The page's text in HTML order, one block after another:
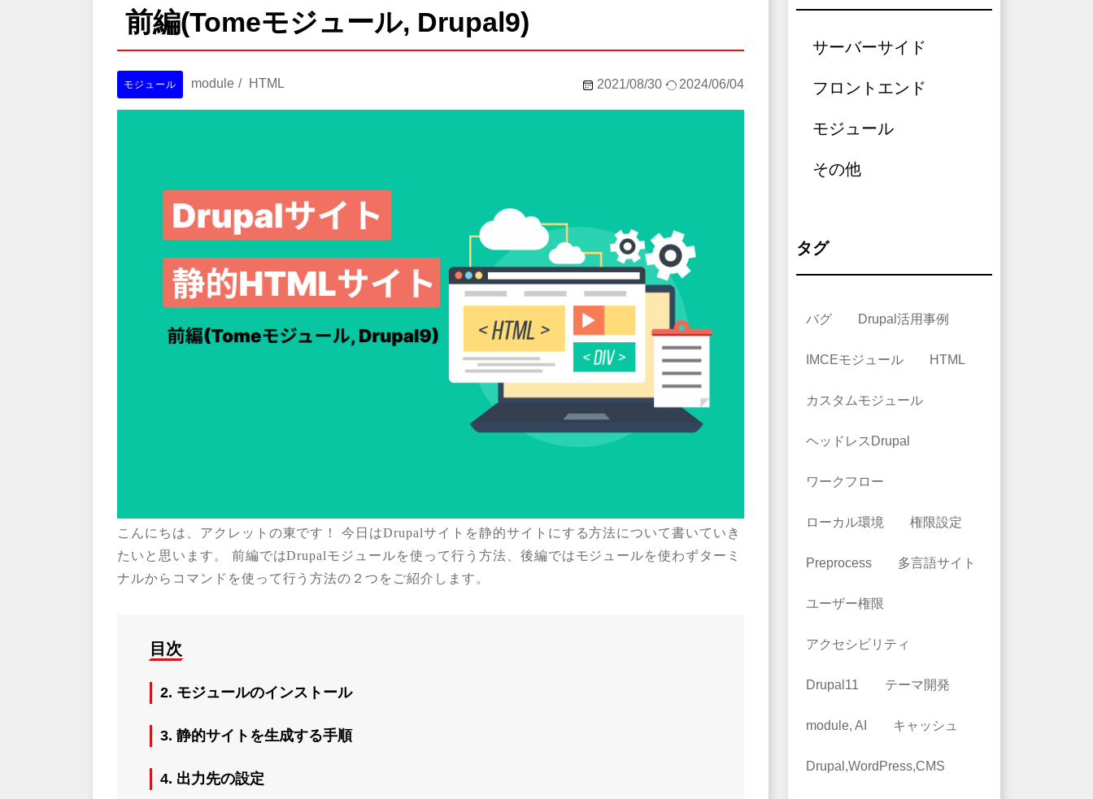
前編(Tomeモジュール, Drupal9)
モジュール module HTML 2021/08/30 2024/06/04
こんにちは、アクレットの東です！ 今日はDrupalサイトを静的サイトにする方法について書いていき
たいと思います。 前編ではDrupalモジュールを使って行う方法、後編ではモジュールを使わずターミ
ナルからコマンドを使って行う方法の２つをご紹介します。
目次
2. モジュールのインストール
3. 静的サイトを生成する手順
4. 出力先の設定
サーバーサイド
フロントエンド
モジュール
その他
タグ
バグ Drupal活用事例
IMCEモジュール HTML
カスタムモジュール
ヘッドレスDrupal
ワークフロー
ローカル環境 権限設定
Preprocess 多言語サイト
ユーザー権限
アクセシビリティ
Drupal11 テーマ開発
module, AI キャッシュ
Drupal,WordPress,CMS